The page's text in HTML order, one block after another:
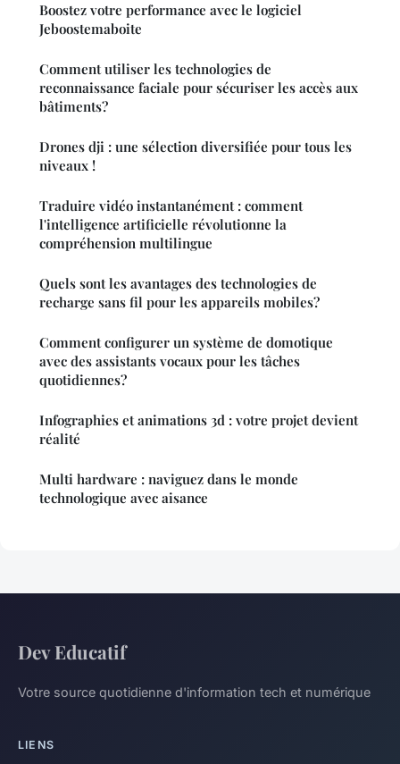
Boostez votre performance avec le logiciel
Jeboostemaboite
Comment utiliser les technologies de
reconnaissance faciale pour sécuriser les accès aux
bâtiments?
Drones dji : une sélection diversifiée pour tous les
niveaux !
Traduire vidéo instantanément : comment
l'intelligence artificielle révolutionne la
compréhension multilingue
Quels sont les avantages des technologies de
recharge sans fil pour les appareils mobiles?
Comment configurer un système de domotique
avec des assistants vocaux pour les tâches
quotidiennes?
Infographies et animations 3d : votre projet devient
réalité
Multi hardware : naviguez dans le monde
technologique avec aisance
Dev Educatif
Votre source quotidienne d'information tech et numérique
LIENS